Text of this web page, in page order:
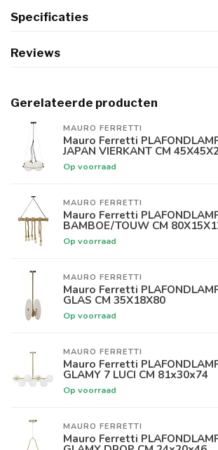
Specificaties
Reviews
Gerelateerde producten
MAURO FERRETTI
Mauro Ferretti
JAPAN VIERKANT CM
Op voorraad
MAURO FERRETTI
Mauro Ferretti
BAMBOE/TOUW CM
Op voorraad
MAURO FERRETTI
Mauro Ferretti
GLAS CM 35X18X80
Op voorraad
MAURO FERRETTI
Mauro Ferretti
GLAMY 7 LUCI CM 81x30x74
Op voorraad
MAURO FERRETTI
Mauro Ferretti